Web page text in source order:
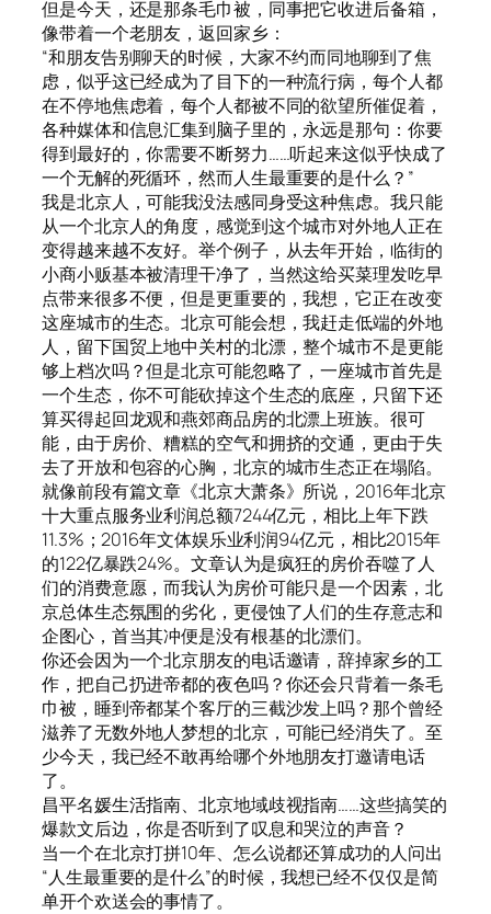
但是今天，还是那条毛巾被，同事把它收进后备箱，
像带着一个老朋友，返回家乡：
“和朋友告别聊天的时候，大家不约而同地聊到了焦
虑，似乎这已经成为了目下的一种流行病，每个人都
在不停地焦虑着，每个人都被不同的欲望所催促着，
各种媒体和信息汇集到脑子里的，永远是那句：你要
得到最好的，你需要不断努力……听起来这似乎快成了
一个无解的死循环，然而人生最重要的是什么？”
我是北京人，可能我没法感同身受这种焦虑。我只能
从一个北京人的角度，感觉到这个城市对外地人正在
变得越来越不友好。举个例子，从去年开始，临街的
小商小贩基本被清理干净了，当然这给买菜理发吃早
点带来很多不便，但是更重要的，我想，它正在改变
这座城市的生态。北京可能会想，我赶走低端的外地
人，留下国贸上地中关村的北漂，整个城市不是更能
够上档次吗？但是北京可能忽略了，一座城市首先是
一个生态，你不可能砍掉这个生态的底座，只留下还
算买得起回龙观和燕郊商品房的北漂上班族。很可
能，由于房价、糟糕的空气和拥挤的交通，更由于失
去了开放和包容的心胸，北京的城市生态正在塌陷。
就像前段有篇文章《北京大萧条》所说，2016年北京
十大重点服务业利润总额7244亿元，相比上年下跌
11.3%；2016年文体娱乐业利润94亿元，相比2015年
的122亿暴跌24%。文章认为是疯狂的房价吞噬了人
们的消费意愿，而我认为房价可能只是一个因素，北
京总体生态氛围的劣化，更侵蚀了人们的生存意志和
企图心，首当其冲便是没有根基的北漂们。
你还会因为一个北京朋友的电话邀请，辞掉家乡的工
作，把自己扔进帝都的夜色吗？你还会只背着一条毛
巾被，睡到帝都某个客厅的三截沙发上吗？那个曾经
滋养了无数外地人梦想的北京，可能已经消失了。至
少今天，我已经不敢再给哪个外地朋友打邀请电话
了。
昌平名媛生活指南、北京地域歧视指南……这些搞笑的
爆款文后边，你是否听到了叹息和哭泣的声音？
当一个在北京打拼10年、怎么说都还算成功的人问出
“人生最重要的是什么”的时候，我想已经不仅仅是简
单开个欢送会的事情了。